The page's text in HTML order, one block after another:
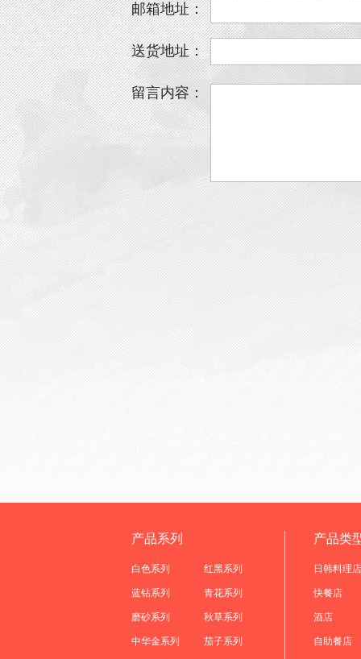
邮箱地址：
送货地址：
留言内容：
产品系列
白色系列 红黑系列
蓝钻系列 青花系列
磨砂系列 秋草系列
中华金系列 茄子系列
产品类
日韩料理店
快餐店
酒店
自助餐店